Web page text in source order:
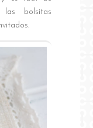
las bolsitas